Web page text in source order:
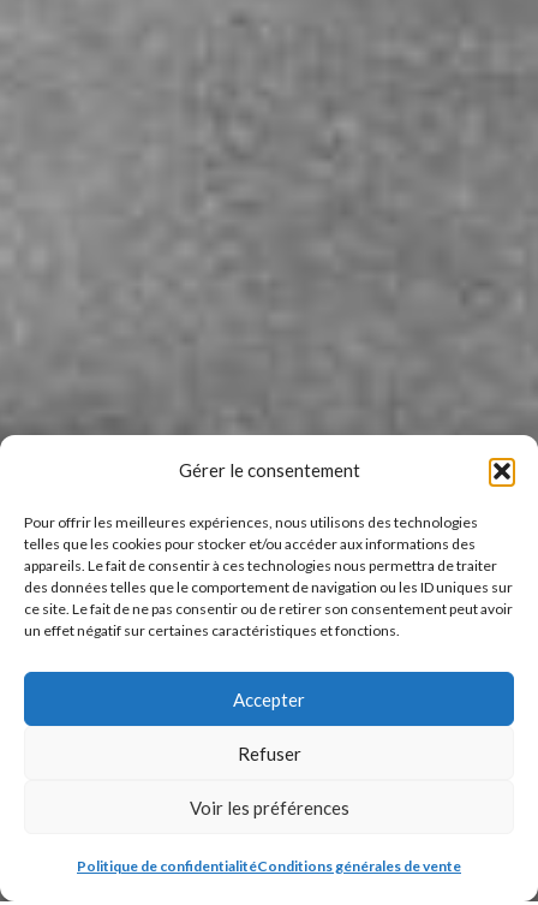
Gérer le consentement
Pour offrir les meilleures expériences, nous utilisons des technologies
telles que les cookies pour stocker et/ou accéder aux informations des
appareils. Le fait de consentir à ces technologies nous permettra de traiter
des données telles que le comportement de navigation ou les ID uniques sur
ce site. Le fait de ne pas consentir ou de retirer son consentement peut avoir
un effet négatif sur certaines caractéristiques et fonctions.
Accepter
Refuser
Voir les préférences
Politique de confidentialitéConditions générales de vente